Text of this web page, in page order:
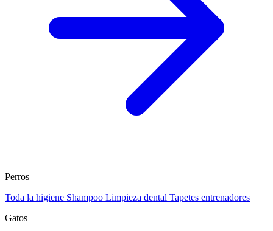
Perros
Toda la higiene Shampoo Limpieza dental Tapetes entrenadores
Gatos